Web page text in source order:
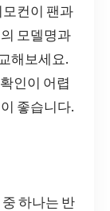
모컨이 팬과
모델명과
해보세요.
인이 어렵
좋습니다.
하나는 반